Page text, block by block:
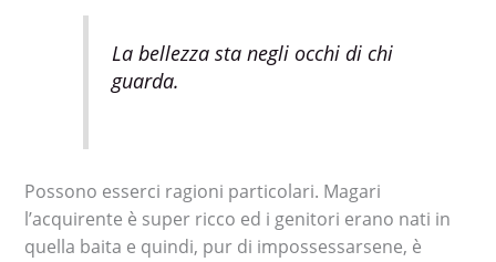
La bellezza sta negli occhi di chi
guarda.
Possono esserci ragioni particolari. Magari
l’acquirente è super ricco ed i genitori erano nati in
quella baita e quindi, pur di impossessarsene, è